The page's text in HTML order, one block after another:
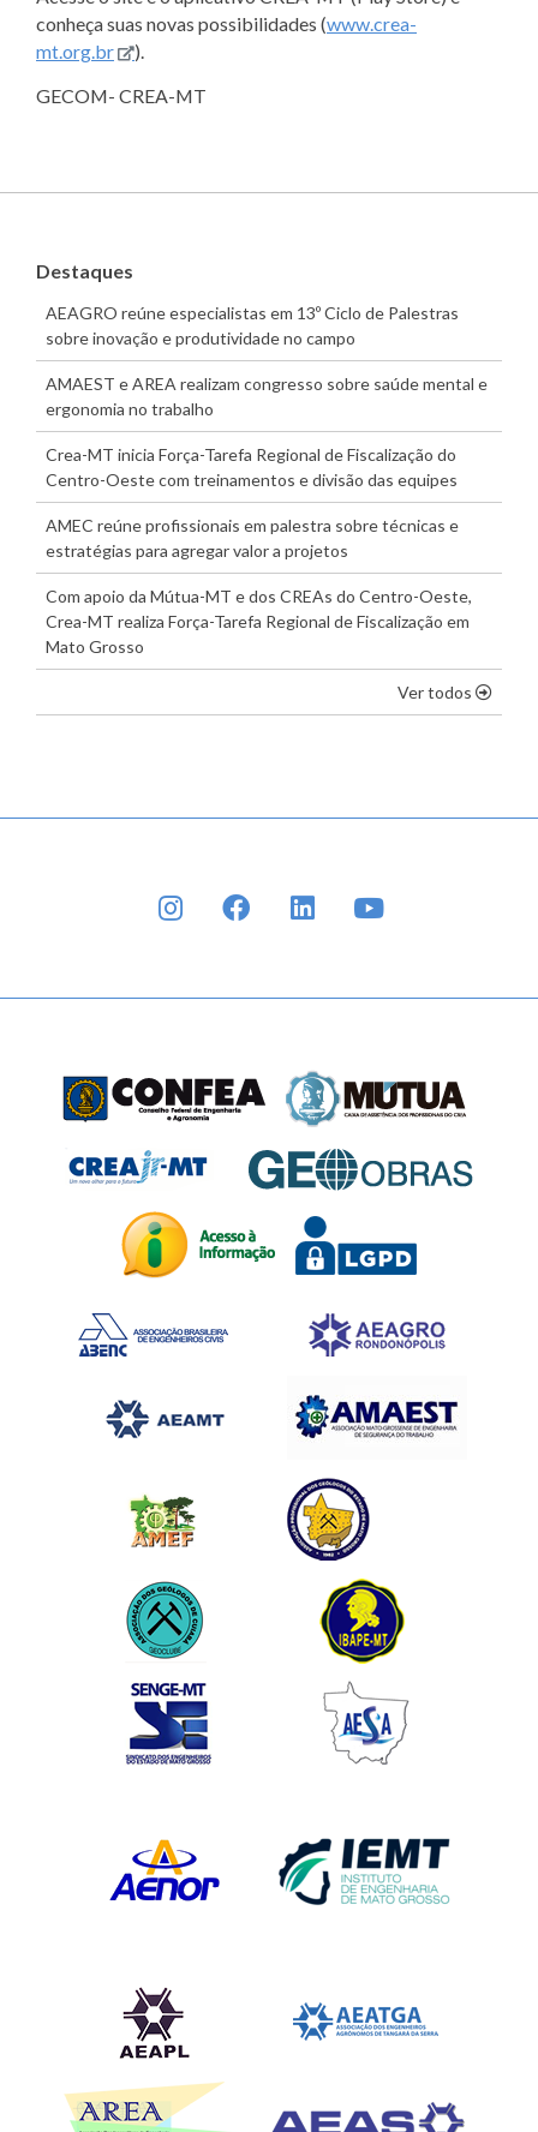
conheça suas novas possibilidades (www.crea-
mt.org.br
).
GECOM- CREA-MT
Destaques
AEAGRO reúne especialistas em 13º Ciclo de Palestras
sobre inovação e produtividade no campo
AMAEST e AREA realizam congresso sobre saúde mental e
ergonomia no trabalho
Crea-MT inicia Força-Tarefa Regional de Fiscalização do
Centro-Oeste com treinamentos e divisão das equipes
AMEC reúne profissionais em palestra sobre técnicas e
estratégias para agregar valor a projetos
Com apoio da Mútua-MT e dos CREAs do Centro-Oeste,
Crea-MT realiza Força-Tarefa Regional de Fiscalização em
Mato Grosso
Ver todos os
INSTAGRAMFACEBOOKLINKEDIN